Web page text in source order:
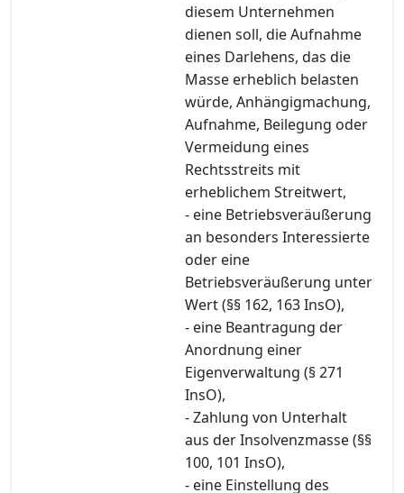
diesem Unternehmen
dienen soll, die Aufnahme
eines Darlehens, das die
Masse erheblich belasten
würde, Anhängigmachung,
Aufnahme, Beilegung oder
Vermeidung eines
Rechtsstreits mit
erheblichem Streitwert,
- eine Betriebsveräußerung
an besonders Interessierte
oder eine
Betriebsveräußerung unter
Wert (§§ 162, 163 InsO),
- eine Beantragung der
Anordnung einer
Eigenverwaltung (§ 271
InsO),
- Zahlung von Unterhalt
aus der Insolvenzmasse (§§
100, 101 InsO),
- eine Einstellung des